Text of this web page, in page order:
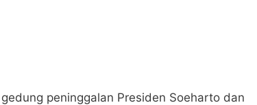
peninggalan Presiden Soeharto dan